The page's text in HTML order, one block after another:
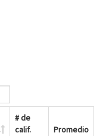
# de
calif.
Promedio